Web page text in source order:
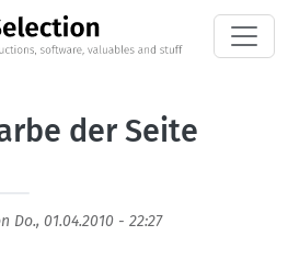
der Seite
Do., 01.04.2010 - 22:27